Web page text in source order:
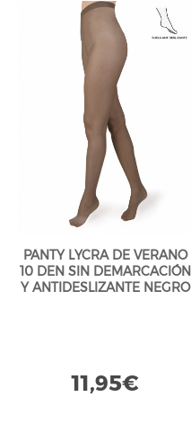
PANTY LYCRA DE VERANO
10 DEN SIN DEMARCACIÓN
Y ANTIDESLIZANTE NEGRO
11,95€